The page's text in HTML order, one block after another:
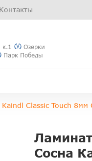
Контакты
Озерки
Парк Победы
Kaindl Classic Touch
Сосна